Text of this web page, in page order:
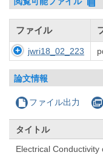
ファイル
jwri18_02_223
論文情報
ファイル出力
タイトル
Electrical